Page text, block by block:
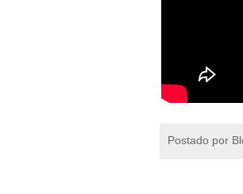
Postado por